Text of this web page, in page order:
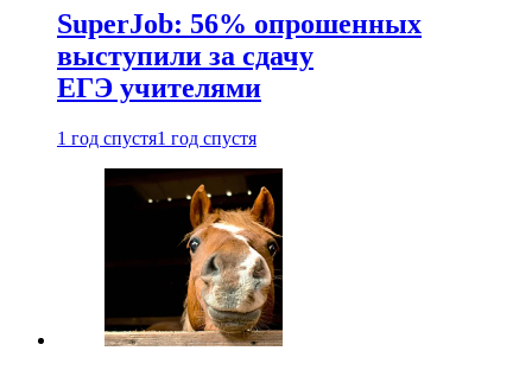
SuperJob: 56% опрошенных
выступили за сдачу
ЕГЭ учителями
1 год спустя1 год спустя